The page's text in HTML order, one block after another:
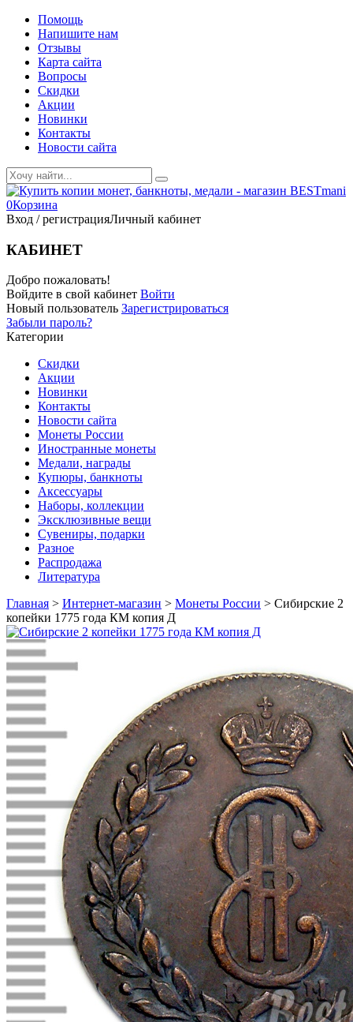
Помощь
Напишите нам
Отзывы
Карта сайта
Вопросы
Скидки
Акции
Новинки
Контакты
Новости сайта
0Корзина
Вход / регистрацияЛичный кабинет
КАБИНЕТ
Добро пожаловать!
Войдите в свой кабинет Войти
Новый пользователь Зарегистрироваться
Забыли пароль?
Категории
Скидки
Акции
Новинки
Контакты
Новости сайта
Монеты России
Иностранные монеты
Медали, награды
Купюры, банкноты
Аксессуары
Наборы, коллекции
Эксклюзивные вещи
Сувениры, подарки
Разное
Распродажа
Литература
Главная > Интернет-магазин > Монеты России > Сибирские 2
копейки 1775 года КМ копия Д